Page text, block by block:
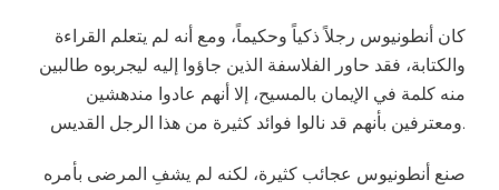
كان أنطونيوس رجلاً ذكياً وحكيماً، ومع أنه لم يتعلم القراءة
والكتابة، فقد حاور الفلاسفة الذين جاؤوا إليه ليجربوه طالبين
منه كلمة في الإيمان بالمسيح، إلا أنهم عادوا مندهشين
ومعترفين بأنهم قد نالوا فوائد كثيرة من هذا الرجل القديس.
صنع أنطونيوس عجائب كثيرة، لكنه لم يشفِ المرضى بأمره